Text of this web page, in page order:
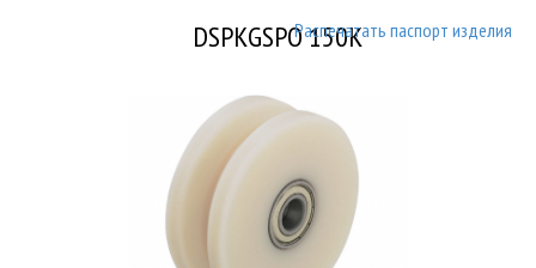
DSPKGSPO 150KРаспечатать паспорт изделия